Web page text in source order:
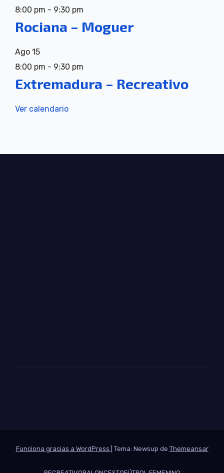
8:00 pm - 9:30 pm
Rociana – Moguer
Ago 15
8:00 pm - 9:30 pm
Extremadura – Recreativo
Ver calendario
Funciona gracias a WordPress Tema: Newsup de Themeansar